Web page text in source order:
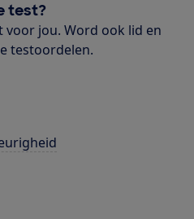
test?
jou. Word ook lid en
testoordelen.